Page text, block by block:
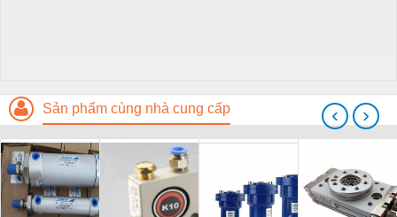
Sản phẩm cùng nhà cung cấp ‹ ›